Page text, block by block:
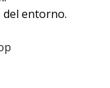
entorno.